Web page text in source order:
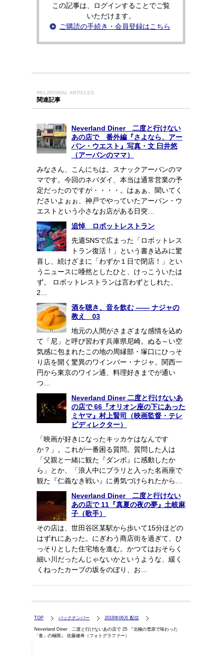
この記事は、ログインすることでご覧
いただけます。
ご購読の手続き・会員登録はこちら
RELATIONAL ARTICLES
関連記事
Neverland Diner 二度と行けない
あの店で 番外編『さよなら、アー
バン・ウエスト』写真・文 臼井悠
（アーバンのママ）
みなさん、こんにちは。スナックアーバンのマ
マです。今回のネバダイ、本当は通常営業の予
定だったのですが・・・・。はぁぁ、聞いてく
ださいよぉぉ、神戸でやっていたアーバン・ウ
エストという小さなお店がある日突…
追悼 ロボットレストラン
先週SNSで広まった「ロボットレス
トラン復活！」という書き込みに驚
喜し、続けざまに「わずか１日で閉店！」とい
うニュースに唖然としたひと、けっこういたは
ず。 ロボットレストランは言わずとしれた、
2…
酒を聴き、音を飲む ―― ナジャの
教え 03
地元の人間がさまざまな感情を込め
て「尼」と呼び習わす兵庫県尼崎。ぬる～い空
気感に包まれたこの地の周縁部・塚口にひっそ
り店を開く驚異のワインバー・ナジャ。関西一
円から東京のワイン通、料理好きまでが通い
つ…
Neverland Diner 二度と行けないあ
の店で 66『オリオン座の下にあった
ミヤマ』村上賢司（映画監督・テレ
ビディレクター）
「映画が好きになったキッカケはなんです
か？」。これが一番困る質問。質問した人は
「父親と一緒に観た『ダンボ』に感動したか
ら」とか、「浪人中にブラリと入った名画座で
観た『仁義なき戦い』に勇気づけられたから…
Neverland Diner 二度と行けない
あの店で 11『真夏の夜の夢』土岐麻
子（歌手）
その店は、世田谷区某駅から歩いて15分ほどの
はずれにあった。にぎわう商店街を過ぎて、ひ
っそりとした住宅地を進む。かつてはおそらく
細い川だったんじゃないかというような、緩く
くねったカーブの坂をのぼり、お…
TOP バックナンバー 2018年06月 配信
Neverland Diner 二度と行けないあの店で 25 『北極の雪原で味わった
「食」の極限』 佐藤健寿（フォトグラファー）